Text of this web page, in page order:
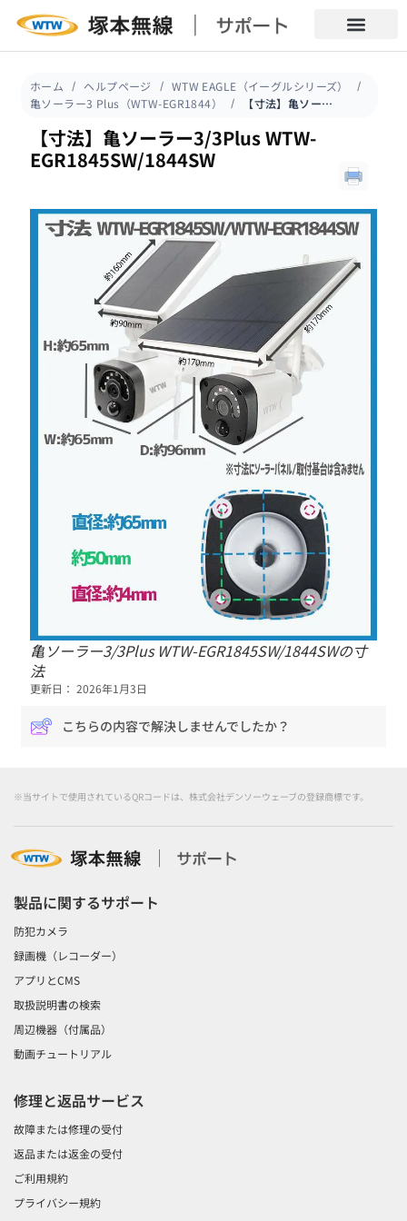
ホーム ヘルプページ
WTW EAGLE（イーグルシリーズ）
亀ソーラー3 Plus（WTW-EGR1844）
【寸法】亀ソーラー3/3Plus WTW-EGR1845SW/1844SW
【寸法】亀ソーラー3/3Plus WTW-
EGR1845SW/1844SW
亀ソーラー3/3Plus WTW-EGR1845SW/1844SWの寸
法
更新日： 2026年1月3日
こちらの内容で解決しませんでしたか？
※当サイトで使用されているQRコードは、株式会社デンソーウェーブの登録商標です。
製品に関するサポート
防犯カメラ
録画機（レコーダー）
アプリとCMS
取扱説明書の検索
周辺機器（付属品）
動画チュートリアル
修理と返品サービス
故障または修理の受付
返品または返金の受付
ご利用規約
プライバシー規約